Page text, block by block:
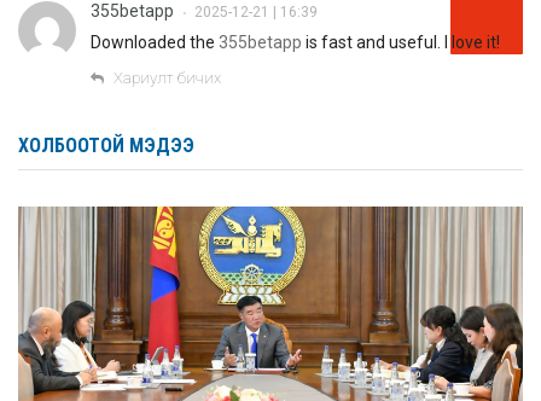
355betapp • 2025-12-21 | 16:39
Downloaded the 355betapp is fast and useful. I love it!
Хариулт бичих
ХОЛБООТОЙ МЭДЭЭ